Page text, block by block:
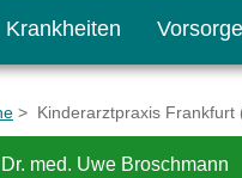
erste Jahr
Krankheiten Vorsorge
U1 bis U6
Rechner
> Kinderarztpraxis Frankfurt
med. Uwe Broschmann